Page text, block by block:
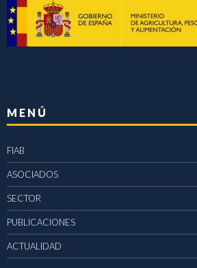
MENÚ
FIAB
ASOCIADOS
SECTOR
PUBLICACIONES
ACTUALIDAD